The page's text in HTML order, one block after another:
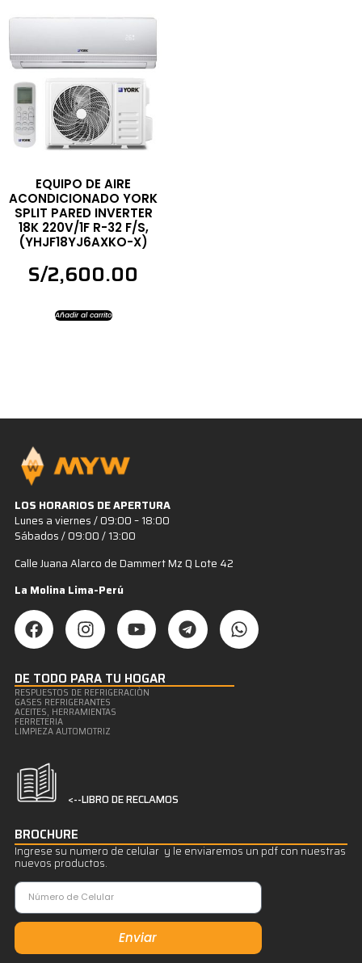
EQUIPO DE AIRE
ACONDICIONADO YORK
SPLIT PARED INVERTER
18K 220V/1F R-32 F/S,
(YHJF18YJ6AXKO-X)
S/2,600.00
Añadir al carrito
LOS HORARIOS DE APERTURA
Lunes a viernes / 09:00 – 18:00
Sábados / 09:00 / 13:00
Calle Juana Alarco de Dammert Mz Q Lote 42
La Molina Lima-Perú
DE TODO PARA TU HOGAR
RESPUESTOS DE REFRIGERACIÒN
GASES REFRIGERANTES
ACEITES, HERRAMIENTAS
FERRETERIA
LIMPIEZA AUTOMOTRIZ
<--LIBRO DE RECLAMOS
BROCHURE
Ingrese su numero de celular y le enviaremos un pdf con nuestras
nuevos productos.
Enviar